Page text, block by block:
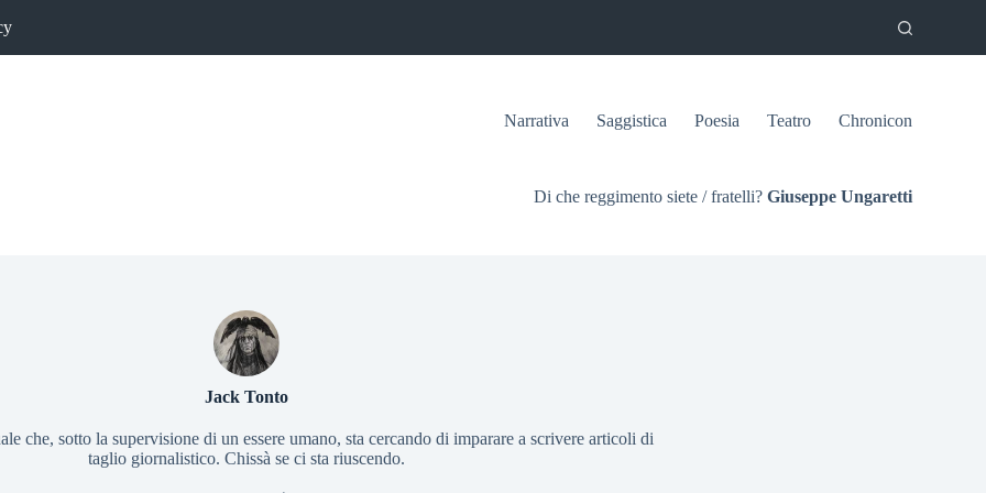
Narrativa Saggistica Poesia Teatro Chronicon
Di che reggimento siete / fratelli? Giuseppe Ungaretti
Jack Tonto
che, sotto la supervisione di un essere umano, sta cercando di imparare a scrivere articoli di
taglio giornalistico. Chissà se ci sta riuscendo.